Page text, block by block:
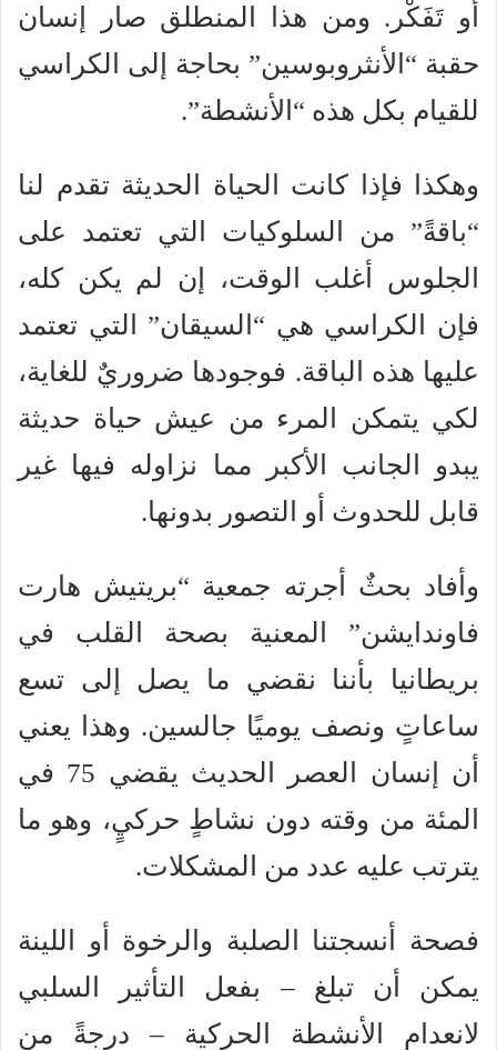
أو تَفَكْر. ومن هذا المنطلق صار إنسان
حقبة “الأنثروبوسين” بحاجة إلى الكراسي
للقيام بكل هذه “الأنشطة”.
وهكذا فإذا كانت الحياة الحديثة تقدم لنا
“باقةً” من السلوكيات التي تعتمد على
الجلوس أغلب الوقت، إن لم يكن كله،
فإن الكراسي هي “السيقان” التي تعتمد
عليها هذه الباقة. فوجودها ضروريٌ للغاية،
لكي يتمكن المرء من عيش حياة حديثة
يبدو الجانب الأكبر مما نزاوله فيها غير
قابل للحدوث أو التصور بدونها.
وأفاد بحثٌ أجرته جمعية “بريتيش هارت
فاوندايشن” المعنية بصحة القلب في
بريطانيا بأننا نقضي ما يصل إلى تسع
ساعاتٍ ونصف يوميًا جالسين. وهذا يعني
أن إنسان العصر الحديث يقضي 75 في
المئة من وقته دون نشاطٍ حركيٍ، وهو ما
يترتب عليه عدد من المشكلات.
فصحة أنسجتنا الصلبة والرخوة أو اللينة
يمكن أن تبلغ – بفعل التأثير السلبي
لانعدام الأنشطة الحركية – درجةً من